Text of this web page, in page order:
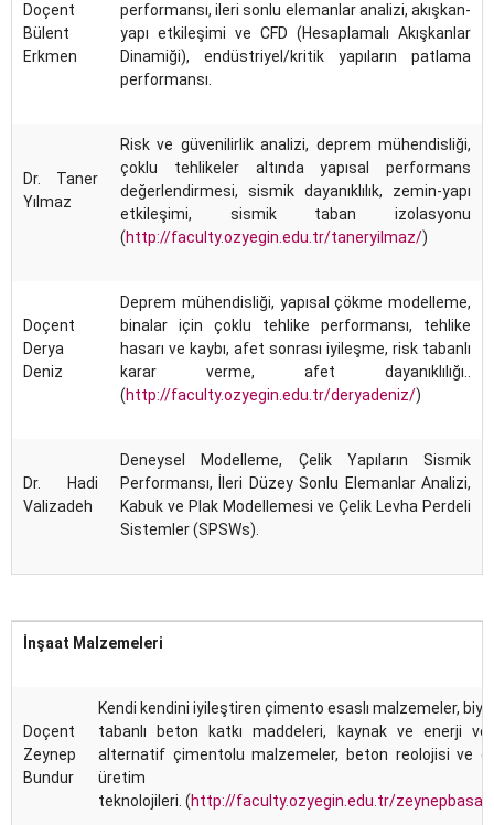
Doçent
Bülent
Erkmen
performansı, ileri sonlu elemanlar analizi, akışkan-
yapı etkileşimi ve CFD (Hesaplamalı Akışkanlar
Dinamiği), endüstriyel/kritik yapıların patlama
performansı.
Dr. Taner
Yılmaz
Risk ve güvenilirlik analizi, deprem mühendisliği,
çoklu tehlikeler altında yapısal performans
değerlendirmesi, sismik dayanıklılık, zemin-yapı
etkileşimi, sismik taban izolasyonu
(http://faculty.ozyegin.edu.tr/taneryilmaz/)
Doçent
Derya
Deniz
Deprem mühendisliği, yapısal çökme modelleme,
binalar için çoklu tehlike performansı, tehlike
hasarı ve kaybı, afet sonrası iyileşme, risk tabanlı
karar verme, afet dayanıklılığı..
(http://faculty.ozyegin.edu.tr/deryadeniz/)
Dr. Hadi
Valizadeh
Deneysel Modelleme, Çelik Yapıların Sismik
Performansı, İleri Düzey Sonlu Elemanlar Analizi,
Kabuk ve Plak Modellemesi ve Çelik Levha Perdeli
Sistemler (SPSWs).
İnşaat Malzemeleri
Doçent
Zeynep
Bundur
Kendi kendini iyileştiren çimento esaslı malzemeler,
tabanlı beton katkı maddeleri, kaynak ve enerji
alternatif çimentolu malzemeler, beton reolojisi ve
üretim
teknolojileri. (http://faculty.ozyegin.edu.tr/